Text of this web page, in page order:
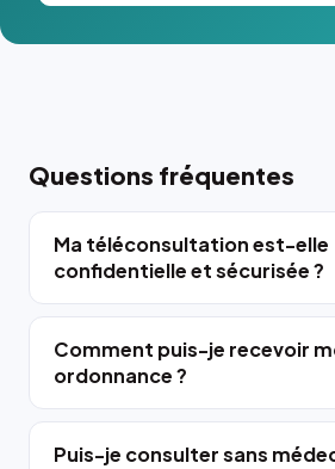
Questions fréquentes
Ma téléconsultation est-elle
confidentielle et sécurisée ?
Comment puis-je recevoir
ordonnance ?
Puis-je consulter sans